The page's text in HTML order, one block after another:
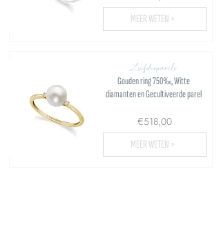
MEER WETEN >
Liefdesparels
Gouden ring 750‰, Witte
diamanten en Gecultiveerde parel
€518,00
MEER WETEN >